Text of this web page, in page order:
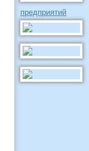
предприятий